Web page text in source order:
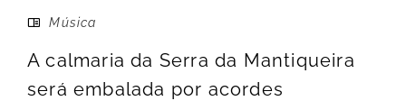
Música
A calmaria da Serra da Mantiqueira
será embalada por acordes